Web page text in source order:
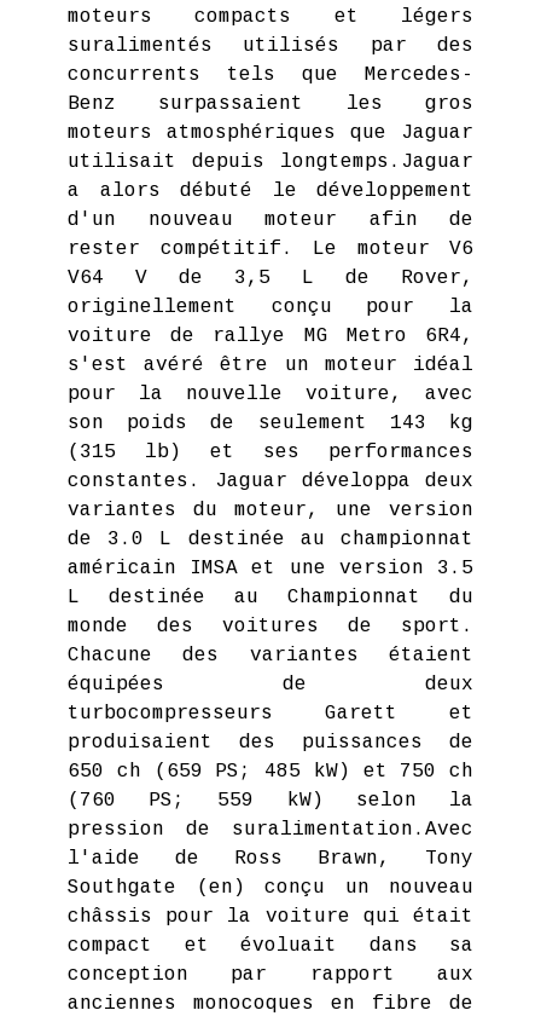
moteurs compacts et légers
suralimentés utilisés par des
concurrents tels que Mercedes-
Benz surpassaient les gros
moteurs atmosphériques que Jaguar
utilisait depuis longtemps.Jaguar
a alors débuté le développement
d'un nouveau moteur afin de
rester compétitif. Le moteur V6
V64 V de 3,5 L de Rover,
originellement conçu pour la
voiture de rallye MG Metro 6R4,
s'est avéré être un moteur idéal
pour la nouvelle voiture, avec
son poids de seulement 143 kg
(315 lb) et ses performances
constantes. Jaguar développa deux
variantes du moteur, une version
de 3.0 L destinée au championnat
américain IMSA et une version 3.5
L destinée au Championnat du
monde des voitures de sport.
Chacune des variantes étaient
équipées de deux
turbocompresseurs Garett et
produisaient des puissances de
650 ch (659 PS; 485 kW) et 750 ch
(760 PS; 559 kW) selon la
pression de suralimentation.Avec
l'aide de Ross Brawn, Tony
Southgate (en) conçu un nouveau
châssis pour la voiture qui était
compact et évoluait dans sa
conception par rapport aux
anciennes monocoques en fibre de